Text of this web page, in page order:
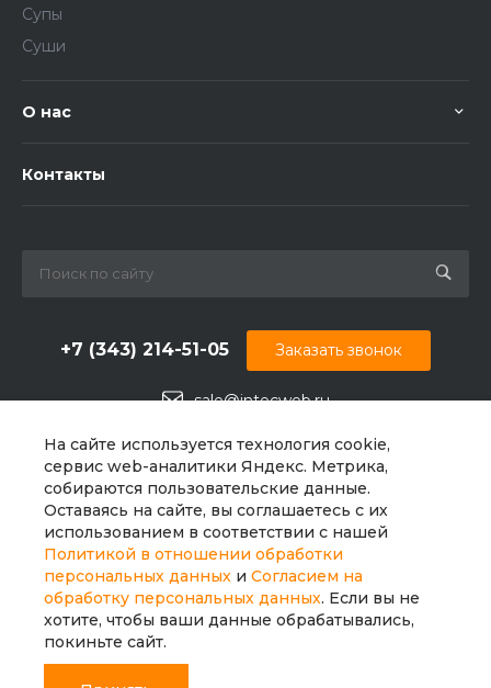
На сайте используется технология cookie,
сервис web-аналитики Яндекс. Метрика,
собираются пользовательские данные.
Оставаясь на сайте, вы соглашаетесь с их
использованием в соответствии с нашей
Политикой в отношении обработки
персональных данных и Согласием на
обработку персональных данных. Если вы не
хотите, чтобы ваши данные обрабатывались,
покиньте сайт.
Супы
Суши
О нас
Контакты
sale@intecweb.ru
+7 (343) 214-51-05
г. Екатеринбург, Николаевское ш., 23
Заказать звонок